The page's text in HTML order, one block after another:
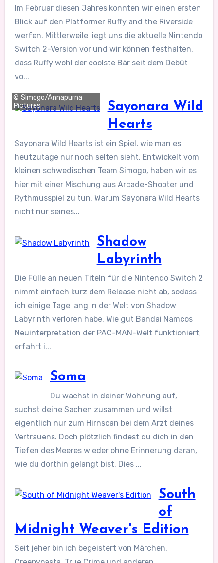
Im Februar diesen Jahres konnten wir einen ersten
Blick auf den Platformer Ruffy and the Riverside
werfen. Mittlerweile liegt uns die aktuelle Nintendo
Switch 2-Version vor und wir können festhalten,
dass Ruffy wohl der coolste Bär seit dem Debüt
vo...
© Simogo/Annapurna
Pictures
Sayonara Wild
Hearts
Sayonara Wild Hearts ist ein Spiel, wie man es
heutzutage nur noch selten sieht. Entwickelt vom
kleinen schwedischen Team Simogo, haben wir es
hier mit einer Mischung aus Arcade-Shooter und
Rythmusspiel zu tun. Warum Sayonara Wild Hearts
nicht nur seines...
Shadow
Labyrinth
Die Fülle an neuen Titeln für die Nintendo Switch 2
nimmt einfach kurz dem Release nicht ab, sodass
ich einige Tage lang in der Welt von Shadow
Labyrinth verloren habe. Wie gut Bandai Namcos
Neuinterpretation der PAC-MAN-Welt funktioniert,
erfahrt i...
Soma
Du wachst in deiner Wohnung auf,
suchst deine Sachen zusammen und willst
eigentlich nur zum Hirnscan bei dem Arzt deines
Vertrauens. Doch plötzlich findest du dich in den
Tiefen des Meeres wieder ohne Erinnerung daran,
wie du dorthin gelangt bist. Dies ...
South
of
Midnight Weaver's Edition
Seit jeher bin ich begeistert von Märchen,